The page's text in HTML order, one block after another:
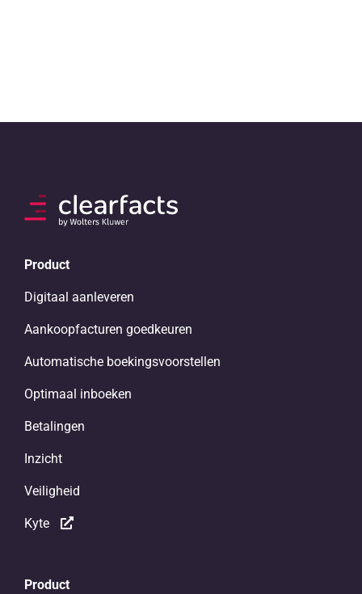
Product
Digitaal aanleveren
Aankoopfacturen goedkeuren
Automatische boekingsvoorstellen
Optimaal inboeken
Betalingen
Inzicht
Veiligheid
Kyte
Product